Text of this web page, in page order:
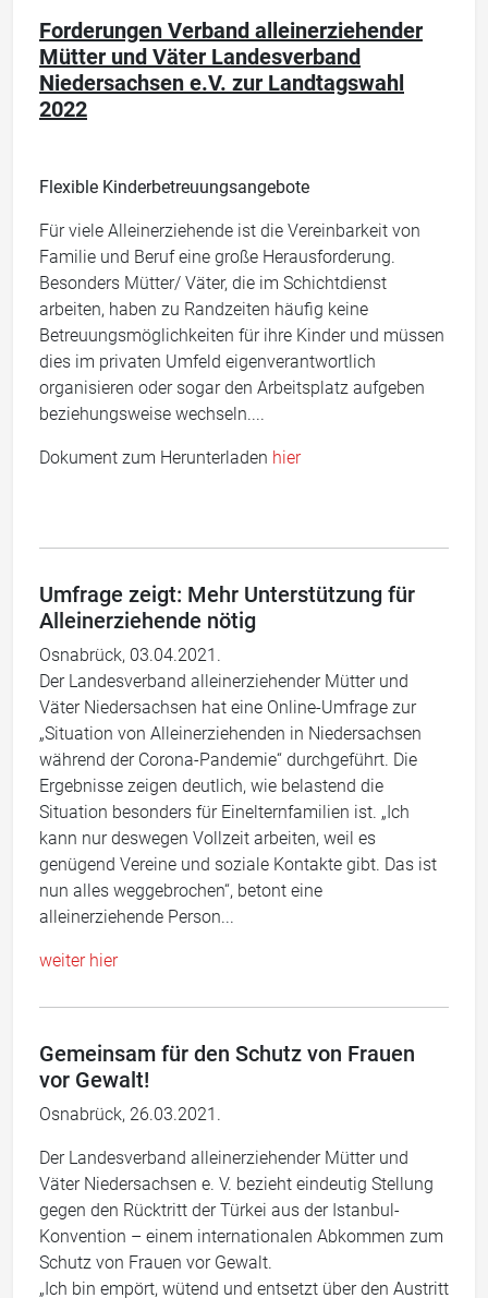
Forderungen Verband alleinerziehender
Mütter und Väter Landesverband
Niedersachsen e.V. zur Landtagswahl
2022
Flexible Kinderbetreuungsangebote
Für viele Alleinerziehende ist die Vereinbarkeit von
Familie und Beruf eine große Herausforderung.
Besonders Mütter/ Väter, die im Schichtdienst
arbeiten, haben zu Randzeiten häufig keine
Betreuungsmöglichkeiten für ihre Kinder und müssen
dies im privaten Umfeld eigenverantwortlich
organisieren oder sogar den Arbeitsplatz aufgeben
beziehungsweise wechseln....
Dokument zum Herunterladen hier
Umfrage zeigt: Mehr Unterstützung für
Alleinerziehende nötig
Osnabrück, 03.04.2021.
Der Landesverband alleinerziehender Mütter und
Väter Niedersachsen hat eine Online-Umfrage zur
„Situation von Alleinerziehenden in Niedersachsen
während der Corona-Pandemie“ durchgeführt. Die
Ergebnisse zeigen deutlich, wie belastend die
Situation besonders für Einelternfamilien ist. „Ich
kann nur deswegen Vollzeit arbeiten, weil es
genügend Vereine und soziale Kontakte gibt. Das ist
nun alles weggebrochen“, betont eine
alleinerziehende Person...
weiter hier
Gemeinsam für den Schutz von Frauen
vor Gewalt!
Osnabrück, 26.03.2021.
Der Landesverband alleinerziehender Mütter und
Väter Niedersachsen e. V. bezieht eindeutig Stellung
gegen den Rücktritt der Türkei aus der Istanbul-
Konvention – einem internationalen Abkommen zum
Schutz von Frauen vor Gewalt.
„Ich bin empört, wütend und entsetzt über den Austritt